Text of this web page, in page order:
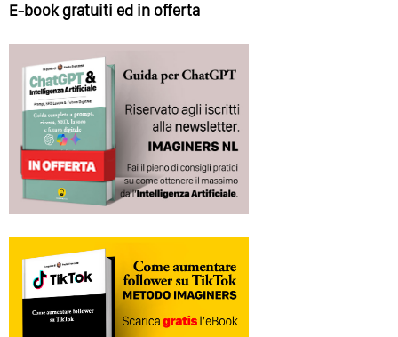
E-book gratuiti ed in offerta